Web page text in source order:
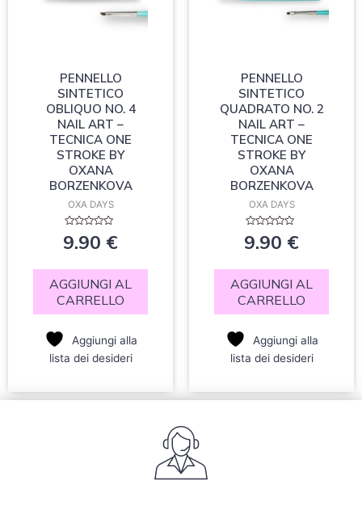
PENNELLO
SINTETICO
OBLIQUO NO. 4
NAIL ART –
TECNICA ONE
STROKE BY
OXANA
BORZENKOVA
OXA DAYS
Valutato
0
su
9.90 €
AGGIUNGI AL
CARRELLO
Aggiungi alla
lista dei desideri
PENNELLO
SINTETICO
QUADRATO NO. 2
NAIL ART –
TECNICA ONE
STROKE BY
OXANA
BORZENKOVA
OXA DAYS
Valutato
0
su
9.90 €
AGGIUNGI AL
CARRELLO
Aggiungi alla
lista dei desideri